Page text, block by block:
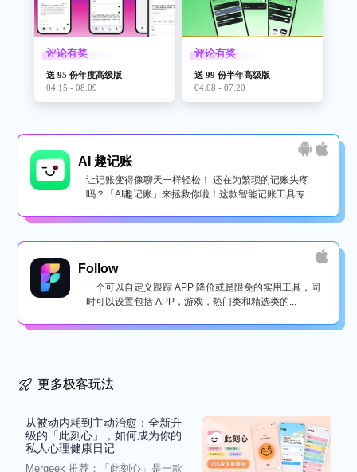
评论有奖
送 95 份年度高级版
04.15 - 08.09
评论有奖
送 99 份半年高级版
04.08 - 07.20
AI 趣记账
让记账变得像聊天一样轻松！ 还在为繁琐的记账头疼
吗？「AI趣记账」来拯救你啦！这款智能记账工具专为
Follow
一个可以自定义跟踪 APP 降价或是限免的实用工具，同
时可以设置包括 APP，游戏，热门类和精选类的...
更多极客玩法
从被动内耗到主动治愈：全新升
级的「此刻心」，如何成为你的
私人心理健康日记
Mergeek 推荐：「此刻心」是一款